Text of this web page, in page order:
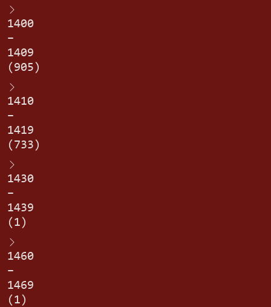
1400
–
1409
(905)
1410
–
1419
(733)
1430
–
1439
(1)
1460
–
1469
(1)